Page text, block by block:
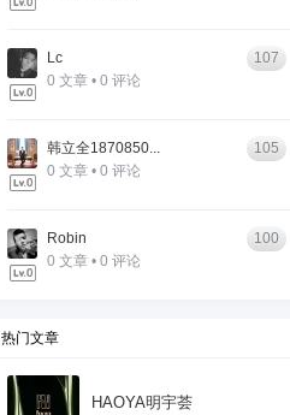
Lc
0 文章 • 0 评论
107
韩立全1870850...
0 文章 • 0 评论
105
Robin
0 文章 • 0 评论
100
热门文章
HAOYA明宇荟